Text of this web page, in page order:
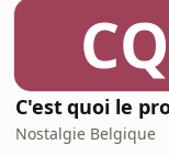
CQ
Nostalgie Belgique